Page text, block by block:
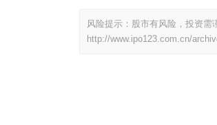
风险提示：股市有风险，投资需
http://www.ipo123.com.cn/